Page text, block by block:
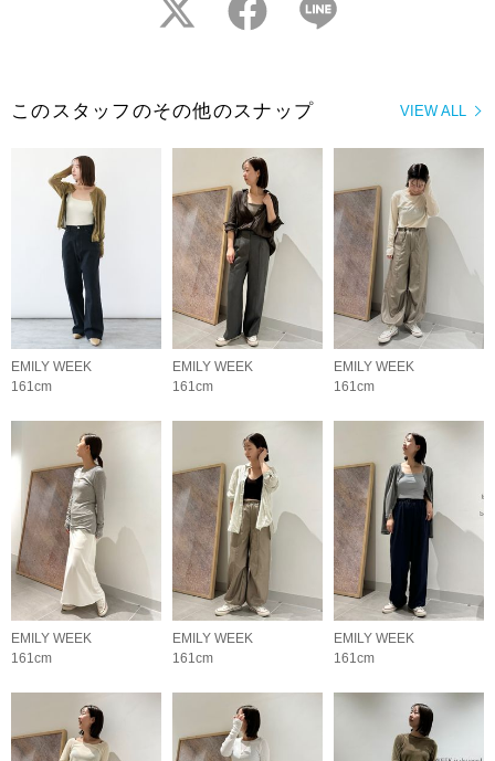
VIEW ALL
このスタッフのその他のスナップ
EMILY WEEK
161cm
EMILY WEEK
161cm
EMILY WEEK
161cm
EMILY WEEK
161cm
EMILY WEEK
161cm
EMILY WEEK
161cm